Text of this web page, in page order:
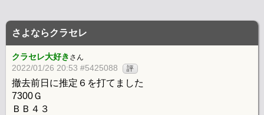
さよならクラセレ
クラセレ大好き さん
2022/01/26 20:53 #5425088 評
撤去前日に推定６を打てました
7300Ｇ
ＢＢ４３